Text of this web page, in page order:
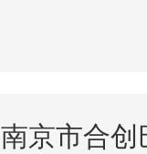
南京市合创